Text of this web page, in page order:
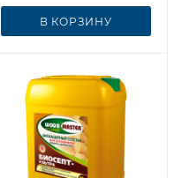
В КОРЗИНУ